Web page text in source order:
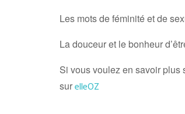
Les mots de féminité et de
La douceur et le bonheur
Si vous voulez en savoir plus
surelleOZ